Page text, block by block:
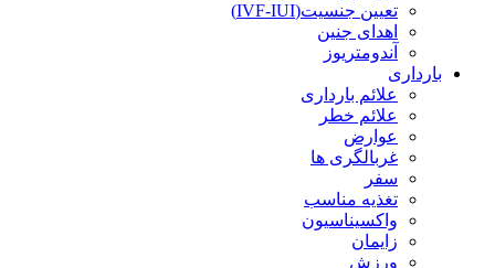
تعیین جنسیت(IVF-IUI)
اهدای جنین
آندومتریوز
بارداری
علائم بارداری
علائم خطر
عوارض
غربالگری ها
سفر
تغذیه مناسب
واکسیناسیون
زایمان
ورزش